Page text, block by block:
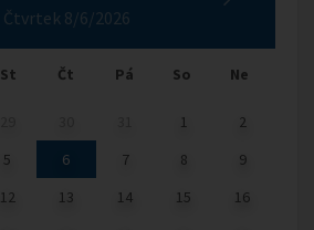
Čtvrtek 8/6/2026
St Čt Pá So Ne
1
2
5 6 7 8
9
12 13 14 15
16